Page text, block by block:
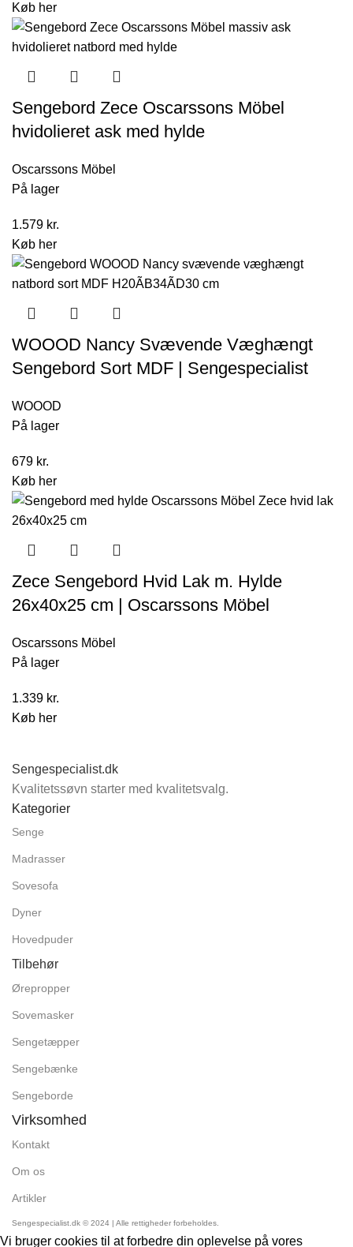
Køb her
Sengebord Zece Oscarssons Möbel
hvidolieret ask med hylde
Oscarssons Möbel
På lager
1.579 kr.
Køb her
WOOOD Nancy Svævende Væghængt
Sengebord Sort MDF | Sengespecialist
WOOOD
På lager
679 kr.
Køb her
Zece Sengebord Hvid Lak m. Hylde
26x40x25 cm | Oscarssons Möbel
Oscarssons Möbel
På lager
1.339 kr.
Køb her
Sengespecialist.dk
Kvalitetssøvn starter med kvalitetsvalg.
Kategorier
Senge
Madrasser
Sovesofa
Dyner
Hovedpuder
Tilbehør
Ørepropper
Sovemasker
Sengetæpper
Sengebænke
Sengeborde
Virksomhed
Kontakt
Om os
Artikler
Sengespecialist.dk © 2024 | Alle rettigheder forbeholdes.
Vi bruger cookies til at forbedre din oplevelse på vores